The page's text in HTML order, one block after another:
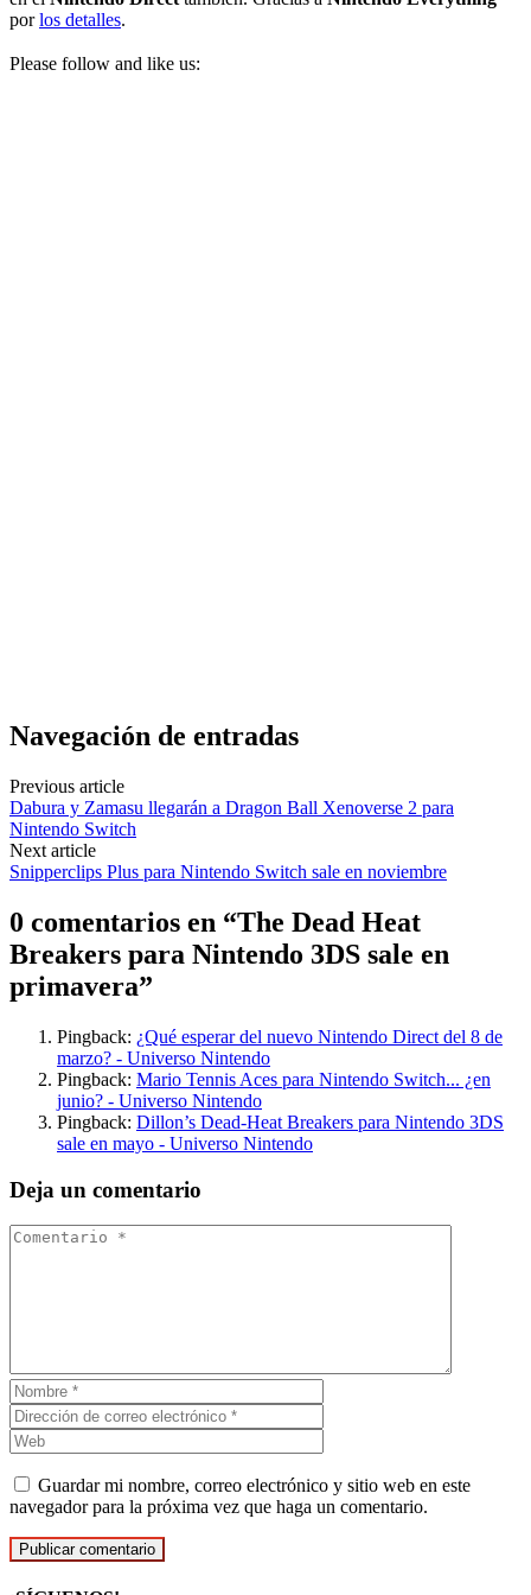
porlos detalles.
Please follow and like us:
Navegación de entradas
Previous article
Dabura y Zamasu llegarán a Dragon Ball Xenoverse 2 para
Nintendo Switch
Next article
Snipperclips Plus para Nintendo Switch sale en noviembre
0 comentarios en “The Dead Heat
Breakers para Nintendo 3DS sale en
primavera”
Pingback: ¿Qué esperar del nuevo Nintendo Direct del 8 de
marzo? - Universo Nintendo
Pingback: Mario Tennis Aces para Nintendo Switch... ¿en
junio? - Universo Nintendo
Pingback: Dillon’s Dead-Heat Breakers para Nintendo 3DS
sale en mayo - Universo Nintendo
Deja un comentario
Guardar mi nombre, correo electrónico y sitio web en este
navegador para la próxima vez que haga un comentario.